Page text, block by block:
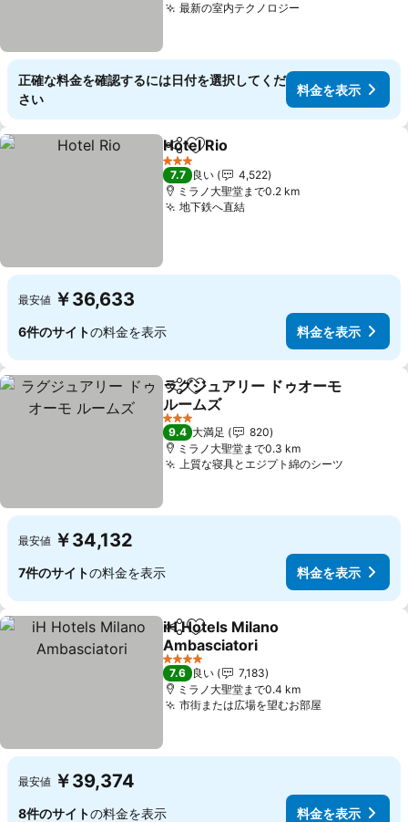
最新の室内テクノロジー
正確な料金を確認するには日付を選択してくだ
さい
料金を表示
シェアお気に入りに追加
Hotel Rio
3 ホテルのランク
7.7 良い
4,522
ミラノ大聖堂まで0.2 km
地下鉄へ直結
最安値 ￥36,633
6件のサイトの料金を表示 料金を表示
シェアお気に入りに追加
ラグジュアリー ドゥオーモ
ルームズ
3 ホテルのランク
9.4 大満足
820
ミラノ大聖堂まで0.3 km
上質な寝具とエジプト綿のシーツ
最安値 ￥34,132
7件のサイトの料金を表示 料金を表示
シェアお気に入りに追加
iH Hotels Milano
Ambasciatori
4 ホテルのランク
7.6 良い
7,183
ミラノ大聖堂まで0.4 km
市街または広場を望むお部屋
最安値 ￥39,374
8件のサイトの料金を表示 料金を表示